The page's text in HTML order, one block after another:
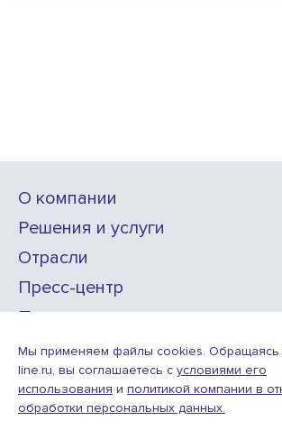
О компании
Решения и услуги
Отрасли
Пресс-центр
Проекты
Карьера
Условия использования веб-сайта
Мы применяем файлы cookies. Обращаясь
line.ru, вы соглашаетесь с условиями его
использования и политикой компании в
обработки персональных данных.